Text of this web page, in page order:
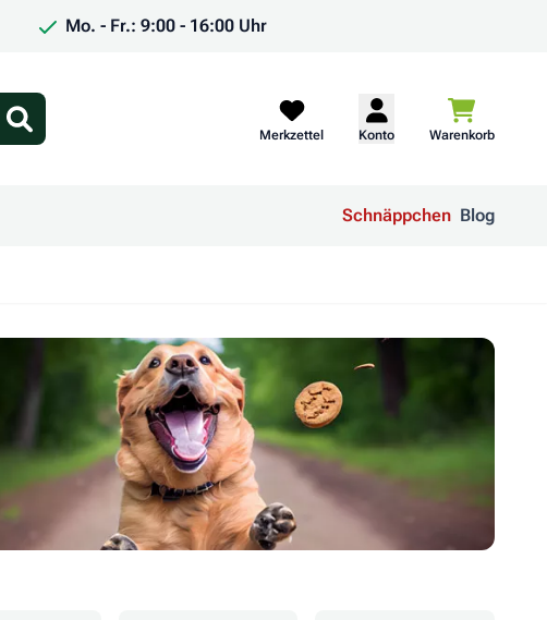
Mo. - Fr.: 9:00 - 16:00 Uhr
Merkzettel Konto Warenkorb
Schnäppchen Blog